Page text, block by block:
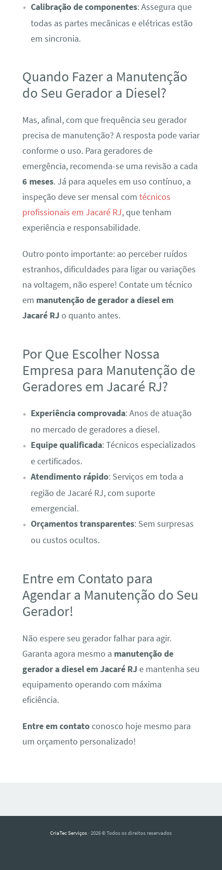
Calibração de componentes: Assegura que
todas as partes mecânicas e elétricas estão
em sincronia.
Quando Fazer a Manutenção
do Seu Gerador a Diesel?
Mas, afinal, com que frequência seu gerador
precisa de manutenção? A resposta pode variar
conforme o uso. Para geradores de
emergência, recomenda-se uma revisão a cada
6 meses. Já para aqueles em uso contínuo, a
inspeção deve ser mensal com técnicos
profissionais em Jacaré RJ, que tenham
experiência e responsabilidade.
Outro ponto importante: ao perceber ruídos
estranhos, dificuldades para ligar ou variações
na voltagem, não espere! Contate um técnico
em manutenção de gerador a diesel em
Jacaré RJ o quanto antes.
Por Que Escolher Nossa
Empresa para Manutenção de
Geradores em Jacaré RJ?
Experiência comprovada: Anos de atuação
no mercado de geradores a diesel.
Equipe qualificada: Técnicos especializados
e certificados.
Atendimento rápido: Serviços em toda a
região de Jacaré RJ, com suporte
emergencial.
Orçamentos transparentes: Sem surpresas
ou custos ocultos.
Entre em Contato para
Agendar a Manutenção do Seu
Gerador!
Não espere seu gerador falhar para agir.
Garanta agora mesmo a manutenção de
gerador a diesel em Jacaré RJ e mantenha seu
equipamento operando com máxima
eficiência.
Entre em contatoconosco hoje mesmo para
um orçamento personalizado!
CriaTec Serviços · 2026 © Todos os direitos reservados